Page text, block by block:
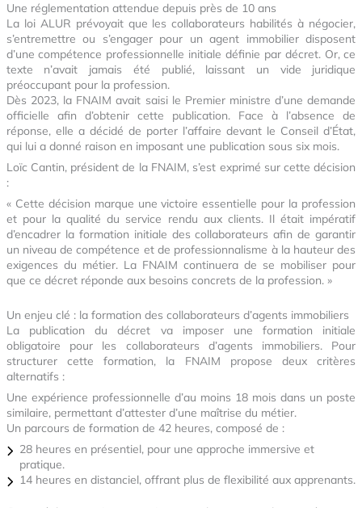
Une réglementation attendue depuis près de 10 ans
La loi ALUR prévoyait que les collaborateurs habilités à négocier,
s’entremettre ou s’engager pour un agent immobilier disposent
d’une compétence professionnelle initiale définie par décret. Or, ce
texte n’avait jamais été publié, laissant un vide juridique
préoccupant pour la profession.
Dès 2023, la FNAIM avait saisi le Premier ministre d’une demande
officielle afin d’obtenir cette publication. Face à l’absence de
réponse, elle a décidé de porter l’affaire devant le Conseil d’État,
qui lui a donné raison en imposant une publication sous six mois.
Loïc Cantin, président de la FNAIM, s’est exprimé sur cette décision
:
« Cette décision marque une victoire essentielle pour la profession
et pour la qualité du service rendu aux clients. Il était impératif
d’encadrer la formation initiale des collaborateurs afin de garantir
un niveau de compétence et de professionnalisme à la hauteur des
exigences du métier. La FNAIM continuera de se mobiliser pour
que ce décret réponde aux besoins concrets de la profession. »
Un enjeu clé : la formation des collaborateurs d’agents immobiliers
La publication du décret va imposer une formation initiale
obligatoire pour les collaborateurs d’agents immobiliers. Pour
structurer cette formation, la FNAIM propose deux critères
alternatifs :
Une expérience professionnelle d’au moins 18 mois dans un poste
similaire, permettant d’attester d’une maîtrise du métier.
Un parcours de formation de 42 heures, composé de :
28 heures en présentiel, pour une approche immersive et
pratique.
14 heures en distanciel, offrant plus de flexibilité aux apprenants.